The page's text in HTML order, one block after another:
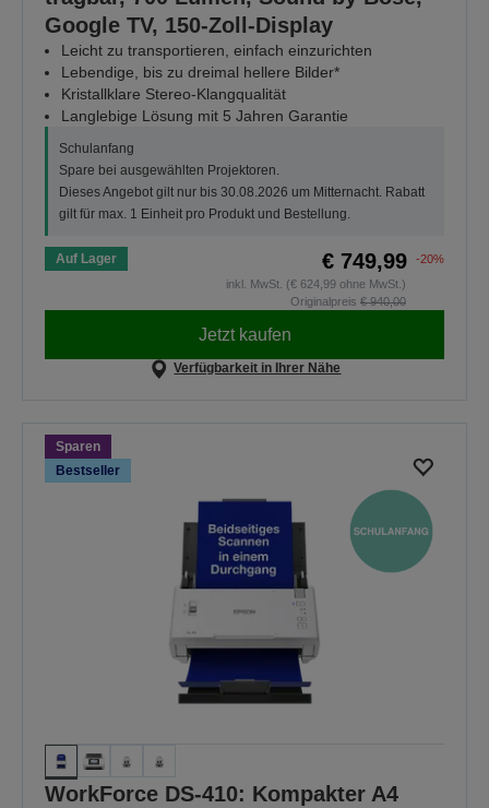
Google TV, 150-Zoll-Display
Leicht zu transportieren, einfach einzurichten
Lebendige, bis zu dreimal hellere Bilder*
Kristallklare Stereo-Klangqualität
Langlebige Lösung mit 5 Jahren Garantie
Schulanfang
Spare bei ausgewählten Projektoren.
Dieses Angebot gilt nur bis 30.08.2026 um Mitternacht. Rabatt
gilt für max. 1 Einheit pro Produkt und Bestellung.
Auf Lager € 749,99
-20%
inkl. MwSt. (€ 624,99 ohne MwSt.)
Originalpreis € 940,00
Jetzt kaufen
Verfügbarkeit in Ihrer Nähe
Sparen
Bestseller
WorkForce DS-410: Kompakter A4